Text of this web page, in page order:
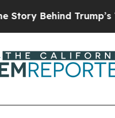
Trump’s Terrible